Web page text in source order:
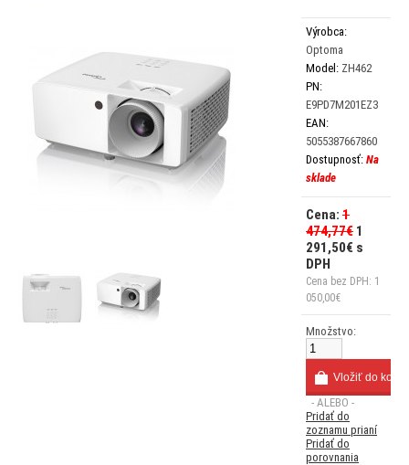
Výrobca:
Optoma
Model: ZH462
PN:
E9PD7M201EZ3
EAN:
5055387667860
Dostupnosť: Na
sklade
Cena: 1
474,77€ 1
291,50€ s
DPH
Cena bez DPH: 1
050,00€
Množstvo:
- ALEBO -
Pridať do
zoznamu prianí
Pridať do
porovnania